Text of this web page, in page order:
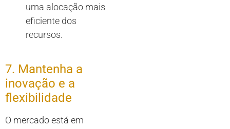
uma alocação mais
eficiente dos
recursos.
7. Mantenha a
inovação e a
flexibilidade
O mercado está em